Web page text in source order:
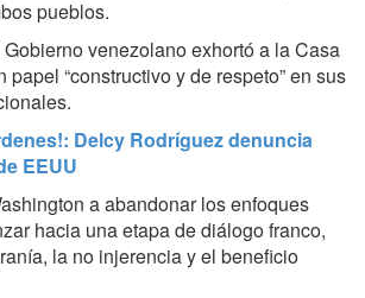
pueblos.
venezolano exhortó a la Casa
papel “constructivo y de respeto” en sus
Delcy Rodríguez denuncia
EEUU
a abandonar los enfoques
hacia una etapa de diálogo franco,
la no injerencia y el beneficio